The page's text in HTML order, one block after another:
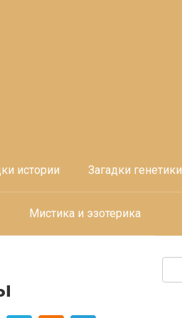
истории Загадки генетики
Мистика и эзотерика